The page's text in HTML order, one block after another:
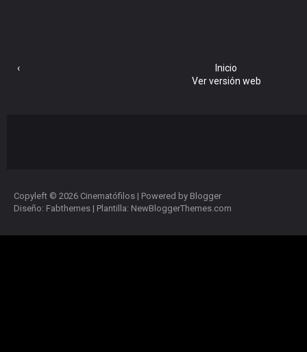
‹
Inicio
Ver versión web
Copyleft © 2026 Cinematófilos | Powered by Blogger
Diseño: Fabthemes | Plantilla: NewBloggerThemes.com